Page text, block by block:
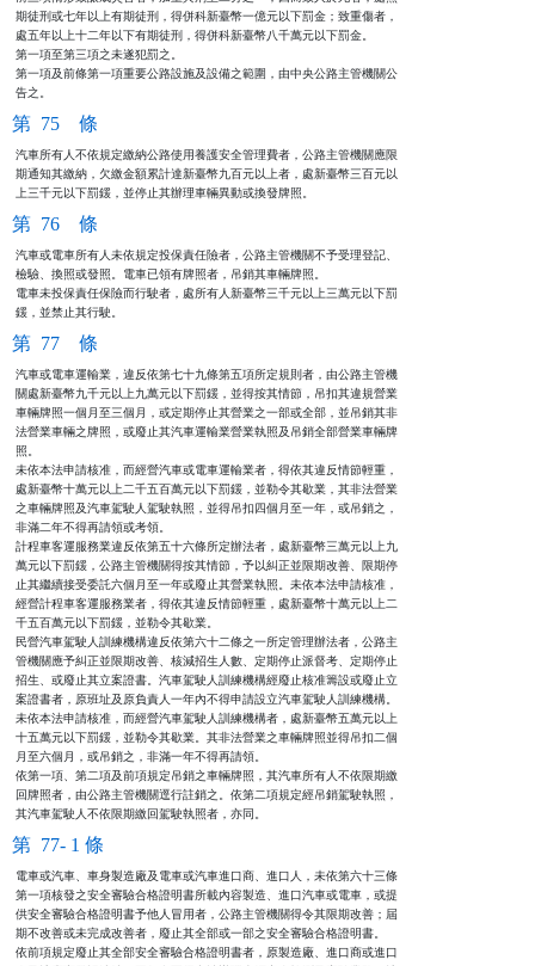
期徒刑或七年以上有期徒刑，得併科新臺幣一億元以下罰金；致重傷者，
處五年以上十二年以下有期徒刑，得併科新臺幣八千萬元以下罰金。
第一項至第三項之未遂犯罰之。
第一項及前條第一項重要公路設施及設備之範圍，由中央公路主管機關公
告之。
第 75 條
汽車所有人不依規定繳納公路使用養護安全管理費者，公路主管機關應限
期通知其繳納，欠繳金額累計達新臺幣九百元以上者，處新臺幣三百元以
上三千元以下罰鍰，並停止其辦理車輛異動或換發牌照。
第 76 條
汽車或電車所有人未依規定投保責任險者，公路主管機關不予受理登記、
檢驗、換照或發照。電車已領有牌照者，吊銷其車輛牌照。
電車未投保責任保險而行駛者，處所有人新臺幣三千元以上三萬元以下罰
鍰，並禁止其行駛。
第 77 條
汽車或電車運輸業，違反依第七十九條第五項所定規則者，由公路主管機
關處新臺幣九千元以上九萬元以下罰鍰，並得按其情節，吊扣其違規營業
車輛牌照一個月至三個月，或定期停止其營業之一部或全部，並吊銷其非
法營業車輛之牌照，或廢止其汽車運輸業營業執照及吊銷全部營業車輛牌
照。
未依本法申請核准，而經營汽車或電車運輸業者，得依其違反情節輕重，
處新臺幣十萬元以上二千五百萬元以下罰鍰，並勒令其歇業，其非法營業
之車輛牌照及汽車駕駛人駕駛執照，並得吊扣四個月至一年，或吊銷之，
非滿二年不得再請領或考領。
計程車客運服務業違反依第五十六條所定辦法者，處新臺幣三萬元以上九
萬元以下罰鍰，公路主管機關得按其情節，予以糾正並限期改善、限期停
止其繼續接受委託六個月至一年或廢止其營業執照。未依本法申請核准，
經營計程車客運服務業者，得依其違反情節輕重，處新臺幣十萬元以上二
千五百萬元以下罰鍰，並勒令其歇業。
民營汽車駕駛人訓練機構違反依第六十二條之一所定管理辦法者，公路主
管機關應予糾正並限期改善、核減招生人數、定期停止派督考、定期停止
招生、或廢止其立案證書。汽車駕駛人訓練機構經廢止核准籌設或廢止立
案證書者，原班址及原負責人一年內不得申請設立汽車駕駛人訓練機構。
未依本法申請核准，而經營汽車駕駛人訓練機構者，處新臺幣五萬元以上
十五萬元以下罰鍰，並勒令其歇業。其非法營業之車輛牌照並得吊扣二個
月至六個月，或吊銷之，非滿一年不得再請領。
依第一項、第二項及前項規定吊銷之車輛牌照，其汽車所有人不依限期繳
回牌照者，由公路主管機關逕行註銷之。依第二項規定經吊銷駕駛執照，
其汽車駕駛人不依限期繳回駕駛執照者，亦同。
第 77- 1 條
電車或汽車、車身製造廠及電車或汽車進口商、進口人，未依第六十三條
第一項核發之安全審驗合格證明書所載內容製造、進口汽車或電車，或提
供安全審驗合格證明書予他人冒用者，公路主管機關得令其限期改善；屆
期不改善或未完成改善者，廢止其全部或一部之安全審驗合格證明書。
依前項規定廢止其全部安全審驗合格證明書者，原製造廠、進口商或進口